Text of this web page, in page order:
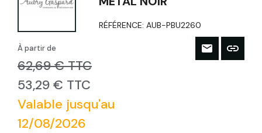
RÉFÉRENCE:AUB-PBU2260
À partir de
62,69 € TTC
53,29 € TTC
Valable jusqu'au
12/08/2026